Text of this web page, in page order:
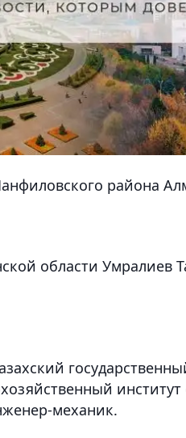
района
области Умралиев
институт
механик.